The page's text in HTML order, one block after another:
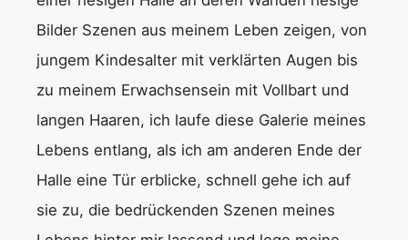
Bilder Szenen aus meinem Leben zeigen, von
jungem Kindesalter mit verklärten Augen bis
zu meinem Erwachsensein mit Vollbart und
langen Haaren, ich laufe diese Galerie meines
Lebens entlang, als ich am anderen Ende der
Halle eine Tür erblicke, schnell gehe ich auf
sie zu, die bedrückenden Szenen meines